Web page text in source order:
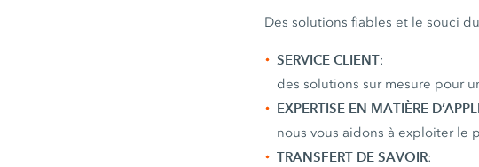
Des solutions fiables et le souci
SERVICE CLIENT:
des solutions sur mesure pour
EXPERTISE EN MATIÈRE
nous vous aidons à exploiter le
TRANSFERT DE SAVOIR: